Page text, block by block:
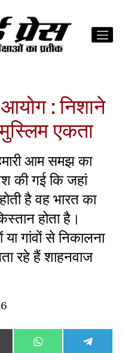
आयोग : निशाने
एकता
आम समझ का
की गई कि जहां
है वह भारत का
होता है।
गांवों से निकालना
रहे हैं शाहनवाज
Share
WhatsAppShare